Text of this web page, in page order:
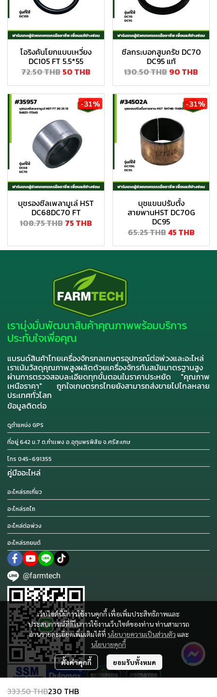
โอริงคันโยกแบบเหวี่ยง
DC105 FT 5.5*55
72.50 THB 50 THB
ซีลกระบอกสูบครัช DC70
DC95 แท้
130.50 THB 90 THB
-31%
บุชรองซีลเพลามูเล่ HST
DC68DC70 FT
108.75 THB 75 THB
-31%
บุชแขนปรับตั้ง
สายพานHST DC70G
DC95
65.25 THB45 THB
333.50 THB230 THB
เว็บไซต์นี้มีการใช้งานคุกกี้ เพื่อเพิ่มประสิทธิภาพและ
ประสบการณ์ที่ดีในการใช้งานเว็บไซต์ของท่าน ท่านสามารถ
อ่านรายละเอียดเพิ่มเติมได้ที่ นโยบายความเป็นส่วนตัว และ
นโยบายคุกกี้
ตั้งค่าคุกกี้ ยอมรับทั้งหมด
เรามุ่งมั่นพัฒนาสินค้าคุณภาพพร้อมบริการ
ประทับใจเพื่อคุณ
แบรนด์สินค้าไทยเครื่องจักรกลเกษตรอุปกรณ์ต่อพ่วงและอะไหล่
เราเน้นวัสดุคุณภาพสูงผลิตด้วยเครื่องจักรทันสมัยมาตรฐานสูง
ผ่านการตรวจสอบละเอียดทุกขั้นตอนในราคาประหยัด "คุณภาพ
เหนือราคา" ถูกใจเกษตรกรไทยยังสามารถส่งขายไปไกลหลาย
ประเทศทั่วโลก
ข้อมูลติดต่อ
ดูตำแหน่ง GPS
ที่อยู่ 642 ม.7 ต.กำเเพง อ.อุทุมพรพิสัย จ.ศรีสะเกษ
โทร 045-691355
คู่มืออะไหล่
อะไหล่รถเกี่ยว
อะไหล่รถไถ
อะไหล่ต่อพ่วง
อะไหล่รถยนต์
@farmtech